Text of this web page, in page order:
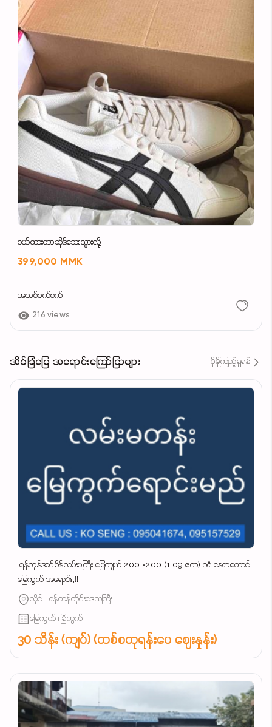
ဝယ်ထားတာဆိုဒ်သေးသွားလို့
399,000 MMK
အသစ်စက်စက်
216 views
အိမ်ခြံမြေ အရောင်းကြော်ငြာများ ပိုမိုကြည့်ရှုရန်
‌ ရန်ကုန်အင်စိန်လမ်းမကြီး မြေကျယ် 200 ×200 (1.09 ဧက) ဂရံ နေရာကောင်
မြေကွက် အရောင်း,‼️
လှိုင် | ရန်ကုန်တိုင်းဒေသကြီး
မြေကွက် ၊ ခြံကွက်
30 သိန်း (ကျပ်) (တစ်စတုရန်းပေ ဈေးနှုန်း)